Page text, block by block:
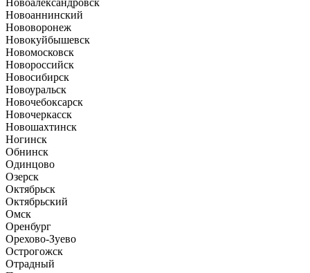
Новоалександровск
Новоаннинский
Нововоронеж
Новокуйбышевск
Новомосковск
Новороссийск
Новосибирск
Новоуральск
Новочебоксарск
Новочеркасск
Новошахтинск
Ногинск
Обнинск
Одинцово
Озерск
Октябрьск
Октябрьский
Омск
Оренбург
Орехово-Зуево
Острогожск
Отрадный